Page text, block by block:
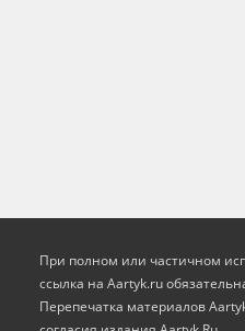
При полном или частичном
ссылка на Aartyk.ru
Перепечатка материалов